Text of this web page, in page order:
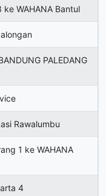
ke WAHANA Bantul
PALEDANG
Rawalumbu
1 ke WAHANA
4